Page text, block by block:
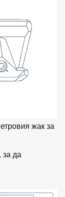
жак за
да